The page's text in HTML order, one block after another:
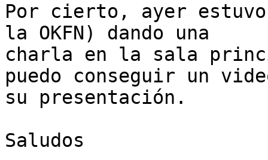
Por cierto, ayer
la OKFN) dando una
charla en la sala
puedo conseguir un
su presentación.
Saludos